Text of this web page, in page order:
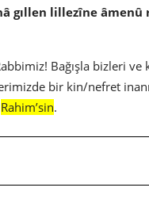
gıllen lillezîne âmenû
Bağışla bizleri ve
bir kin/nefret
Rahim’sin.